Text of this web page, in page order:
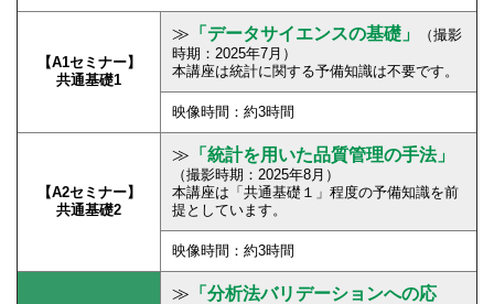
【A1セミナー】
共通基礎1
≫ 「データサイエンスの基礎」
（撮影
時期：2025年7月）
本講座は統計に関する予備知識は不要です。
映像時間：約3時間
【A2セミナー】
共通基礎2
≫ 「統計を用いた品質管理の手法」
（撮影時期：2025年8月）
本講座は「共通基礎１」程度の予備知識を前
提としています。
映像時間：約3時間
≫ 「分析法バリデーションへの応